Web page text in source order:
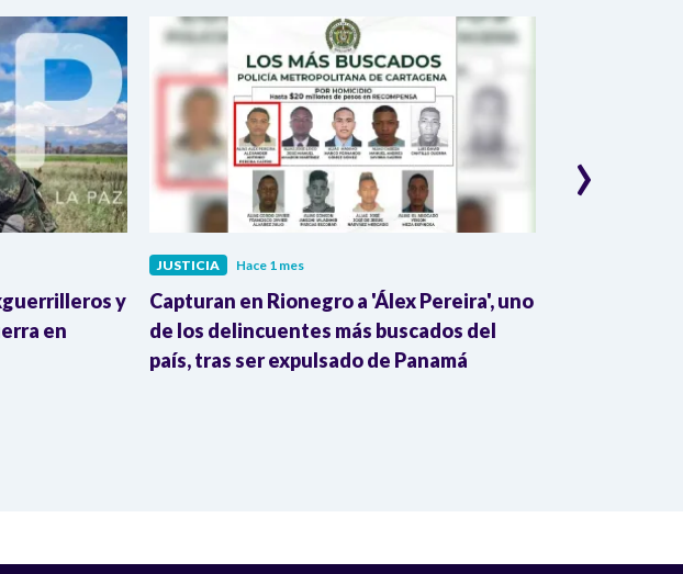
y
en
JUSTICIA Hace 1 mes
Capturan en Rionegro a 'Álex Pereira', uno
de los delincuentes más buscados del
país, tras ser expulsado de Panamá
›